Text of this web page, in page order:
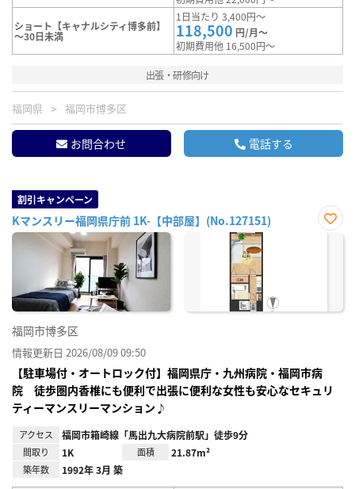
ショート【キャナルシティ博多前】
～30日未満
1日当たり 3,400円～
118,500 円/月～
初期費用他 16,500円～
出張・研修向け
福岡県 福岡市博多区
お問合わせ 電話する
割引キャンペーン
Kマンスリー福岡県庁前 1K-【中部屋】(No.127151)
お気
福岡市博多区
情報更新日 2026/08/09 09:50
【駐車場付・オートロック付】福岡県庁・九州病院・福岡市病
院 徒歩圏内香椎にも便利で出張に便利な女性も安心なセキュリ
ティーマンスリーマンション♪
アクセス 福岡市箱崎線「馬出九大病院前駅」徒歩9分
間取り 1K 面積 21.87m²
築年数 1992年 3月 築